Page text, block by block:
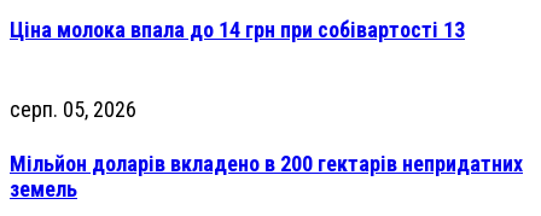
Ціна молока впала до 14 грн при собівартості 13
серп. 05, 2026
Мільйон доларів вкладено в 200 гектарів непридатних
земель